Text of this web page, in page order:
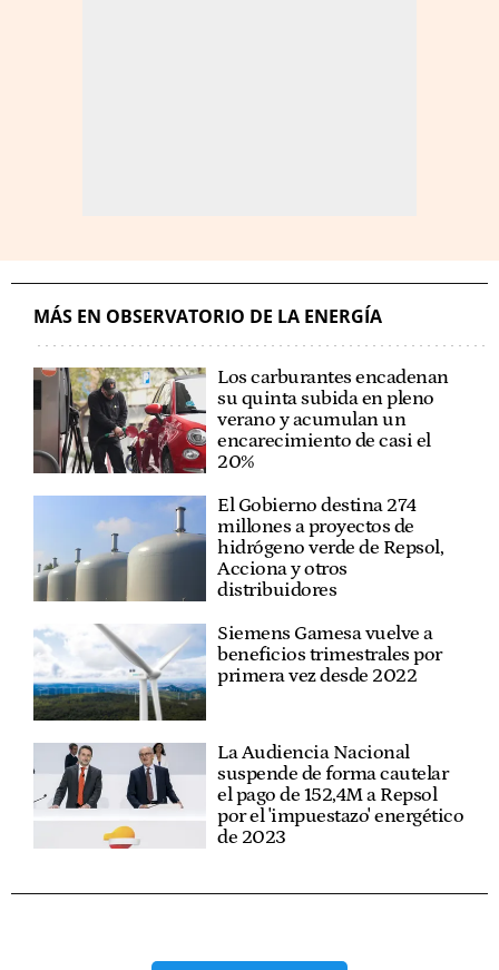
MÁS EN OBSERVATORIO DE LA ENERGÍA
Los carburantes encadenan
su quinta subida en pleno
verano y acumulan un
encarecimiento de casi el
20%
El Gobierno destina 274
millones a proyectos de
hidrógeno verde de Repsol,
Acciona y otros
distribuidores
Siemens Gamesa vuelve a
beneficios trimestrales por
primera vez desde 2022
La Audiencia Nacional
suspende de forma cautelar
el pago de 152,4M a Repsol
por el 'impuestazo' energético
de 2023